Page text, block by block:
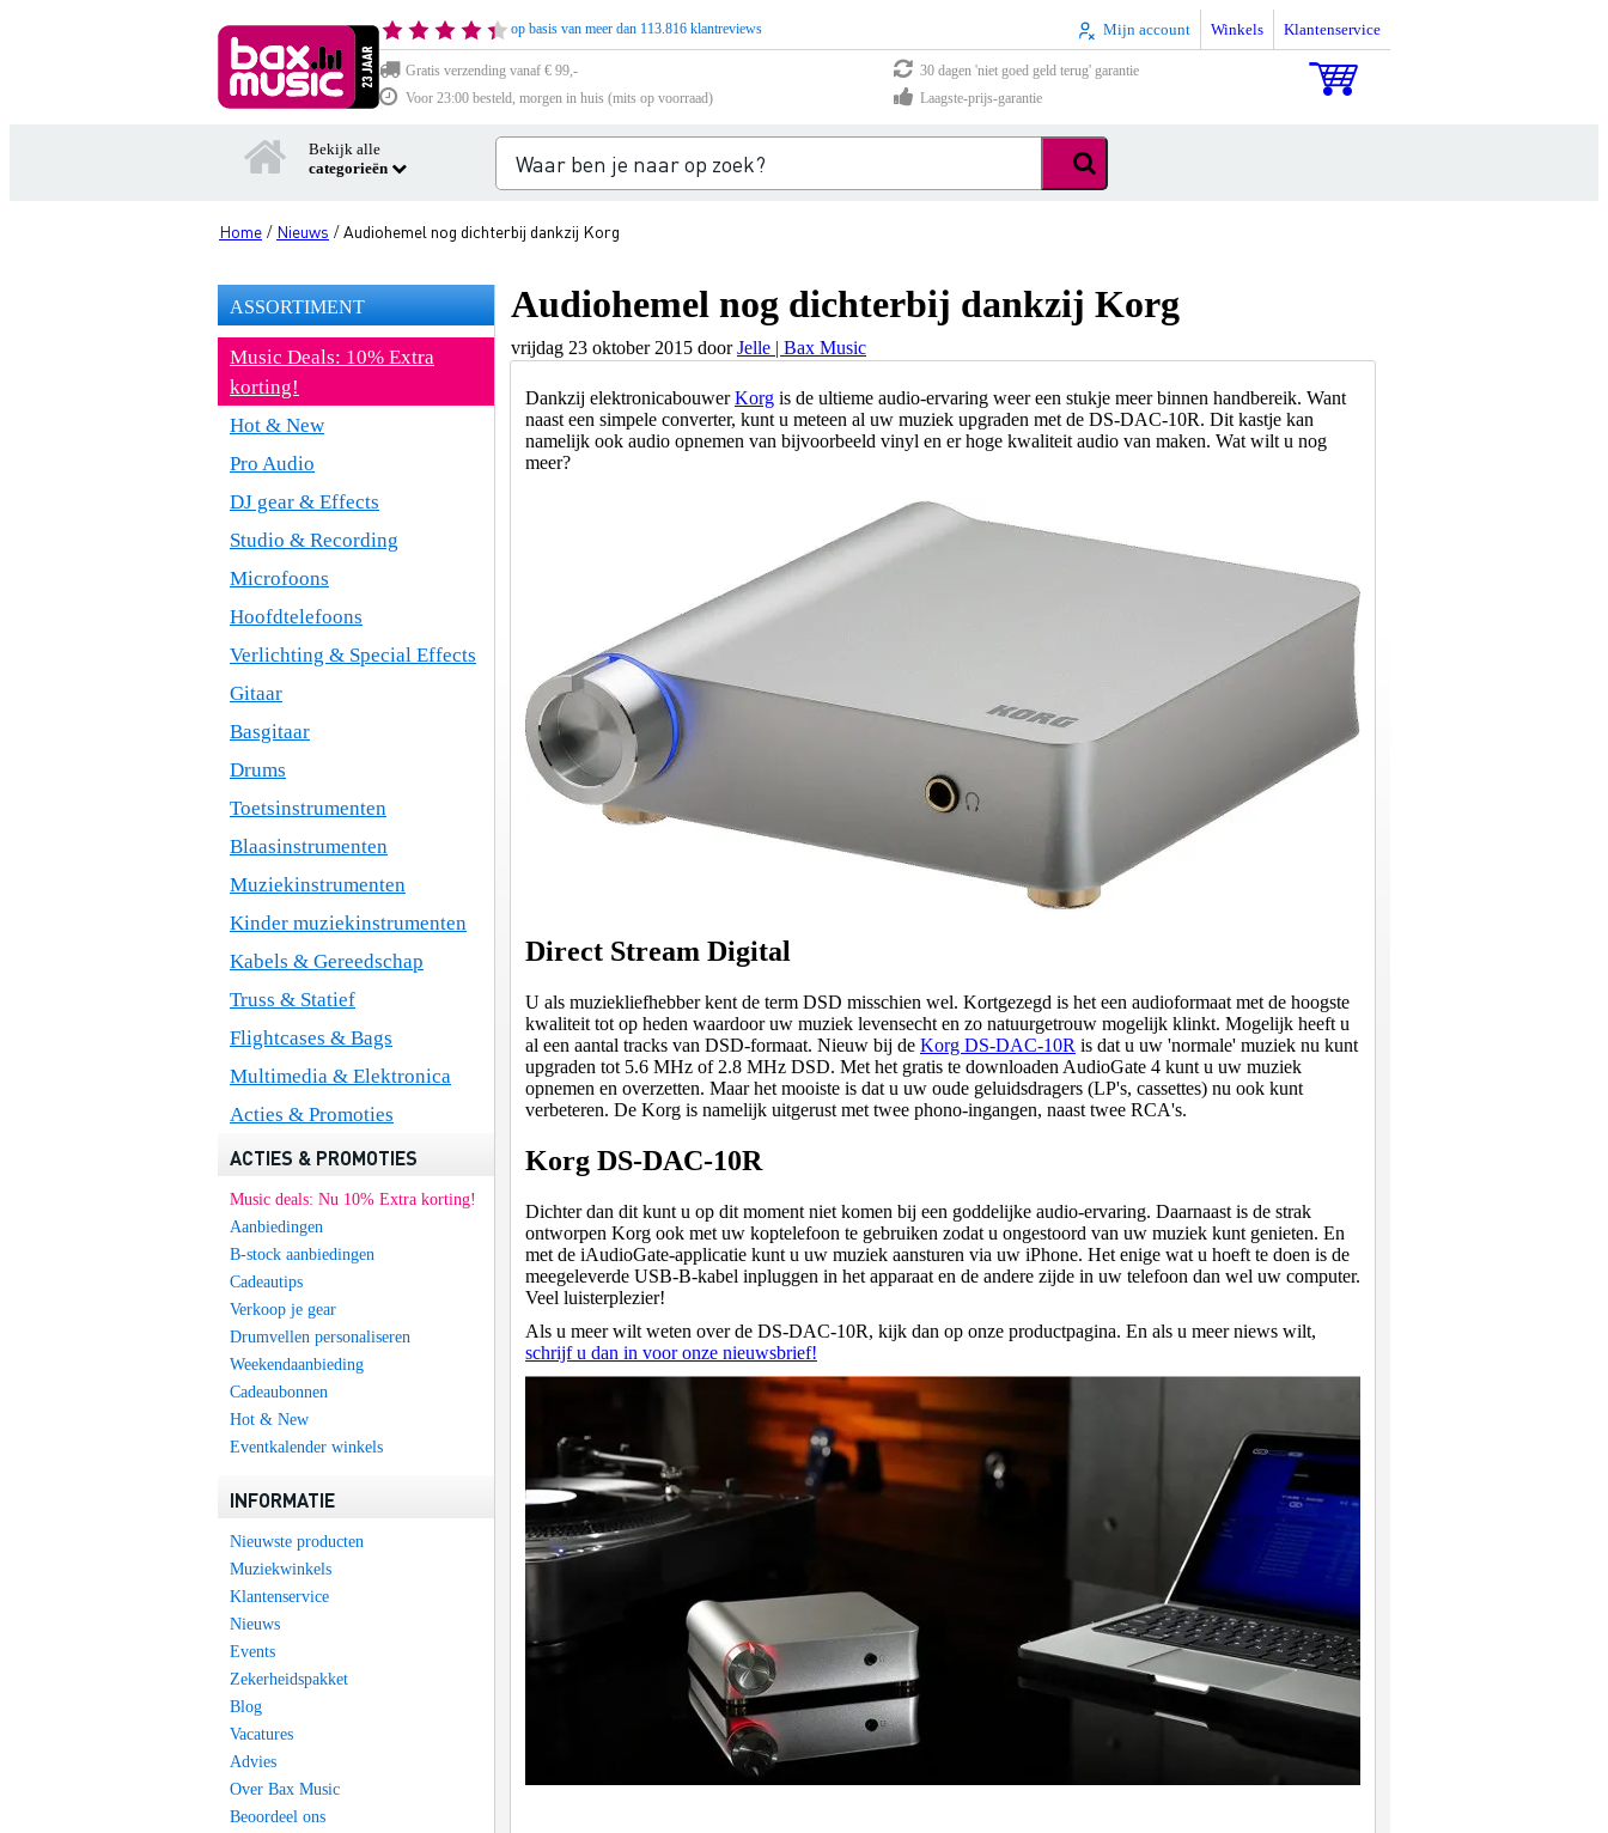
op basis van meer dan 113.816 klantreviews Mijn account Winkels Klantenservice
Gratis verzending vanaf € 99,-
30 dagen 'niet goed geld terug' garantie
Voor 23:00 besteld, morgen in huis (mits op voorraad)
Laagste-prijs-garantie
Bekijk alle
categorieën
Home / Nieuws /Audiohemel nog dichterbij dankzij Korg
ASSORTIMENT
Music Deals: 10% Extra
korting!
Hot & New
Pro Audio
DJ gear & Effects
Studio & Recording
Microfoons
Hoofdtelefoons
Verlichting & Special Effects
Gitaar
Basgitaar
Drums
Toetsinstrumenten
Blaasinstrumenten
Muziekinstrumenten
Kinder muziekinstrumenten
Kabels & Gereedschap
Truss & Statief
Flightcases & Bags
Multimedia & Elektronica
Acties & Promoties
ACTIES & PROMOTIES
Music deals: Nu 10% Extra korting!
Aanbiedingen
B-stock aanbiedingen
Cadeautips
Verkoop je gear
Drumvellen personaliseren
Weekendaanbieding
Cadeaubonnen
Hot & New
Eventkalender winkels
INFORMATIE
Nieuwste producten
Muziekwinkels
Klantenservice
Nieuws
Events
Zekerheidspakket
Blog
Vacatures
Advies
Over Bax Music
Beoordeel ons
Audiohemel nog dichterbij dankzij Korg
vrijdag 23 oktober 2015 doorJelle | Bax Music
Dankzij elektronicabouwerKorg is de ultieme audio-ervaring weer een stukje meer binnen handbereik. Want
naast een simpele converter, kunt u meteen al uw muziek upgraden met de DS-DAC-10R. Dit kastje kan
namelijk ook audio opnemen van bijvoorbeeld vinyl en er hoge kwaliteit audio van maken. Wat wilt u nog
meer?
Direct Stream Digital
U als muziekliefhebber kent de term DSD misschien wel. Kortgezegd is het een audioformaat met de hoogste
kwaliteit tot op heden waardoor uw muziek levensecht en zo natuurgetrouw mogelijk klinkt. Mogelijk heeft u
al een aantal tracks van DSD-formaat. Nieuw bij de Korg DS-DAC-10R is dat u uw 'normale' muziek nu kunt
upgraden tot 5.6 MHz of 2.8 MHz DSD. Met het gratis te downloaden AudioGate 4 kunt u uw muziek
opnemen en overzetten. Maar het mooiste is dat u uw oude geluidsdragers (LP's, cassettes) nu ook kunt
verbeteren. De Korg is namelijk uitgerust met twee phono-ingangen, naast twee RCA's.
Korg DS-DAC-10R
Dichter dan dit kunt u op dit moment niet komen bij een goddelijke audio-ervaring. Daarnaast is de strak
ontworpen Korg ook met uw koptelefoon te gebruiken zodat u ongestoord van uw muziek kunt genieten. En
met de iAudioGate-applicatie kunt u uw muziek aansturen via uw iPhone. Het enige wat u hoeft te doen is de
meegeleverde USB-B-kabel inpluggen in het apparaat en de andere zijde in uw telefoon dan wel uw computer.
Veel luisterplezier!
Als u meer wilt weten over de DS-DAC-10R, kijk dan op onze productpagina. En als u meer niews wilt,
schrijf u dan in voor onze nieuwsbrief!